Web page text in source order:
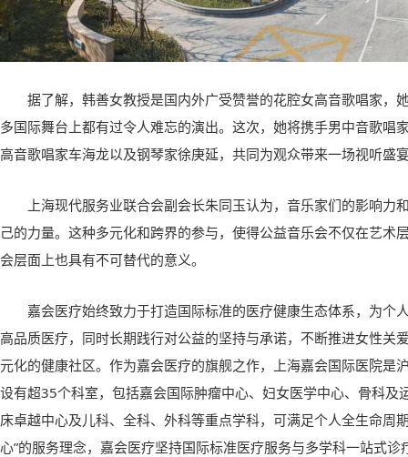
据了解，韩善女教授是国内外广受赞誉的花腔女高音歌唱家，
多国际舞台上都有过令人难忘的演出。这次，她将携手男中音歌唱
高音歌唱家车海龙以及钢琴家徐庚延，共同为观众带来一场视听盛
上海现代服务业联合会副会长朱同玉认为，音乐家们的影响力
己的力量。这种多元化和跨界的参与，使得公益音乐会不仅在艺术
会层面上也具有不可替代的意义。
嘉会医疗始终致力于打造国际标准的医疗健康生态体系，为个
高品质医疗，同时长期践行对公益的坚持与承诺，不断推进女性关
元化的健康社区。作为嘉会医疗的旗舰之作，上海嘉会国际医院是
设有超35个科室，包括嘉会国际肿瘤中心、妇女医学中心、骨科及
床卓越中心及儿科、全科、外科等重点学科，可满足个人全生命周
心”的服务理念，嘉会医疗坚持国际标准医疗服务与多学科一站式